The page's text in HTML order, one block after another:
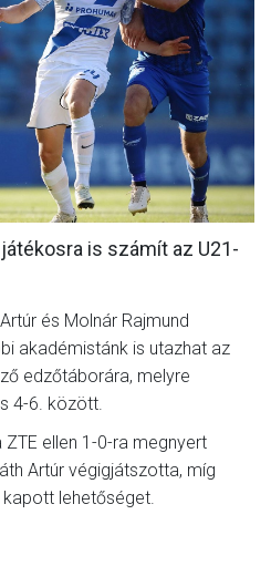
ÉLMÉNYEK
is számít az U21-
és Molnár Rajmund
akadémistánk is utazhat az
edzőtáborára, melyre
4-6. között.
ellen 1-0-ra megnyert
Artúr végigjátszotta, míg
lehetőséget.